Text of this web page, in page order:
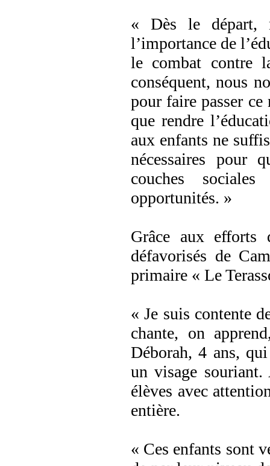
« Dès le départ,
l’importance de
le combat contre
conséquent, nous
pour faire passer ce
que rendre
aux enfants ne
nécessaires pour
couches
opportunités. »
Grâce aux efforts
défavorisés de
primaire « Le
« Je suis contente
chante, on
Déborah, 4 ans,
un visage souriant.
élèves avec
entière.
« Ces enfants sont